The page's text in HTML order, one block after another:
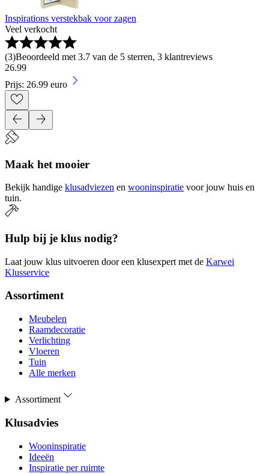
Inspirations verstekbak voor zagen
Veel verkocht
(3)Beoordeeld met 3.7 van de 5 sterren, 3 klantreviews
26.99
Prijs: 26.99 euro
Maak het mooier
Bekijk handige klusadviezen en wooninspiratie voor jouw huis en
tuin.
Hulp bij je klus nodig?
Laat jouw klus uitvoeren door een klusexpert met de Karwei
Klusservice
Assortiment
Meubelen
Raamdecoratie
Verlichting
Vloeren
Tuin
Alle merken
Assortiment
Klusadvies
Wooninspiratie
Ideeën
Inspiratie per ruimte